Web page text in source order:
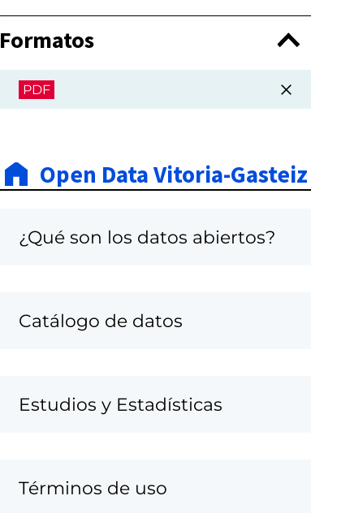
Formatos
PDF
Open Data Vitoria-Gasteiz
¿Qué son los datos abiertos?
Catálogo de datos
Estudios y Estadísticas
Términos de uso